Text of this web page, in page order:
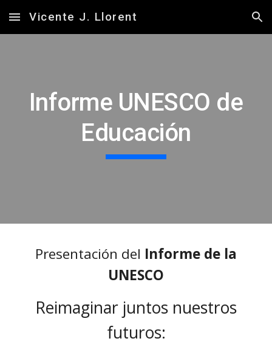
Skip to main content Skip to navigation
Vicente J. Llorent
Informe UNESCO de
Educación
Presentación del Informe de la
UNESCO
Reimaginar juntos nuestros
futuros: